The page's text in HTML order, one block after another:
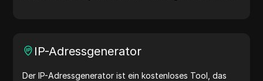
IP-Adressgenerator
Der IP-Adressgenerator ist ein kostenloses Tool, das